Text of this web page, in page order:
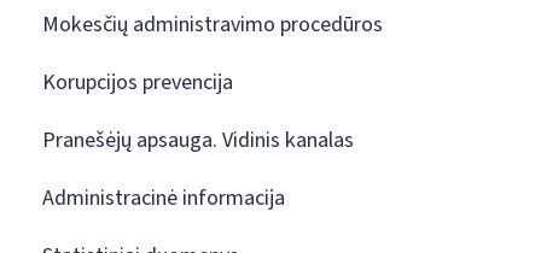
Mokesčių administravimo procedūros
Korupcijos prevencija
Pranešėjų apsauga. Vidinis kanalas
Administracinė informacija